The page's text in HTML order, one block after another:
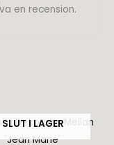
en recension.
SLUT I LAGER